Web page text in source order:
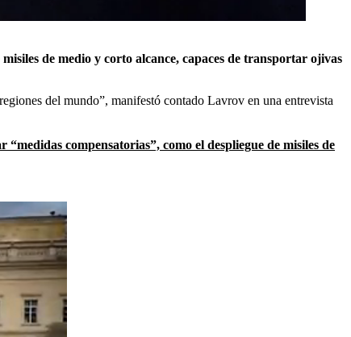
de medio y corto alcance, capaces de transportar ojivas
del mundo”, manifestó contado Lavrov en una entrevista
“medidas compensatorias”, como el despliegue de misiles de